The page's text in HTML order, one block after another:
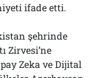
ifade etti.
şehrinde
Zirvesi’ne
Zeka ve Dijital